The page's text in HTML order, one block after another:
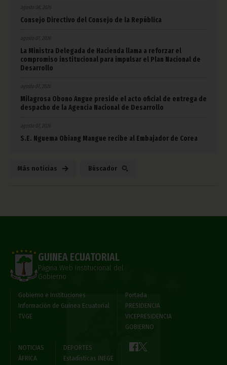
agosto 08, 2026
Consejo Directivo del Consejo de la República
agosto 07, 2026
La Ministra Delegada de Hacienda llama a reforzar el
compromiso institucional para impulsar el Plan Nacional de
Desarrollo
agosto 07, 2026
Milagrosa Obono Angue preside el acto oficial de entrega de
despacho de la Agencia Nacional de Desarrollo
agosto 07, 2026
S.E. Nguema Obiang Mangue recibe al Embajador de Corea
Más noticias Búscador
GUINEA ECUATORIAL
Página Web Institucional del
Gobierno
Gobierno e Instituciones
Información de Guinea Ecuatorial
TVGE
Portada
PRESIDENCIA
VICEPRESIDENCIA
GOBIERNO
NOTICIAS
ÁFRICA
DEPORTES
Estadísticas INEGE